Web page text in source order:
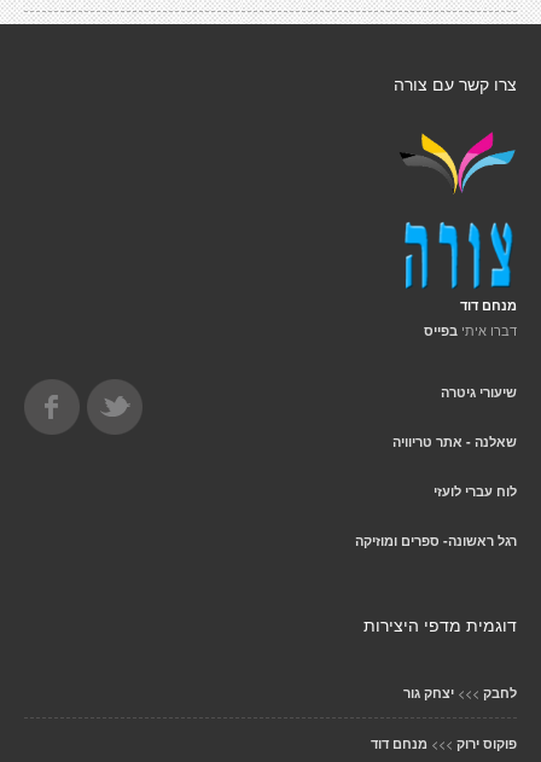
צרו קשר עם צורה
מנחם דוד
דברו איתי בפייס
שיעורי גיטרה
שאלנה - אתר טריוויה
לוח עברי לועזי
רגל ראשונה- ספרים ומוזיקה
דוגמית מדפי היצירות
לחבק >>> יצחק גור
פוקוס ירוק >>> מנחם דוד